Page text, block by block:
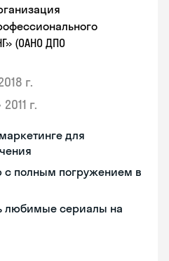
(ОАНО ДПО
г.
2011 г.
для
с полным погружением в
любимые сериалы на